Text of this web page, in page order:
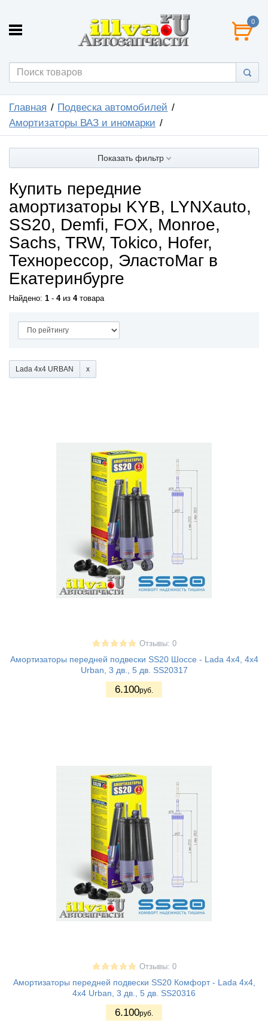
0
Главная
Подвеска автомобилей
Амортизаторы ВАЗ и иномарки
Показать фильтр
Купить передние
амортизаторы KYB, LYNXauto,
SS20, Demfi, FOX, Monroe,
Sachs, TRW, Tokico, Hofer,
Технорессор, ЭластоМаг в
Екатеринбурге
Найдено: 1 - 4из 4товара
Lada 4x4 URBAN
Отзывы: 0
Амортизаторы передней подвески SS20 Шоссе - Lada 4x4, 4x4
Urban, 3 дв., 5 дв. SS20317
6.100руб.
Отзывы: 0
Амортизаторы передней подвески SS20 Комфорт - Lada 4x4,
4x4 Urban, 3 дв., 5 дв. SS20316
6.100руб.